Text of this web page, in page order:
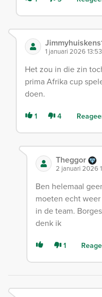
1 januari 2026 13:53
Het zou in die zin
prima Afrika cup
doen.
1 4
Theggor
2 januari 2026
Ben helemaal
moeten echt
in de team.
denk ik
1